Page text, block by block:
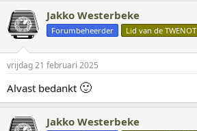
r
d
e
n
e
n
Jakko Westerbeke
Forumbeheerder Lid van de TWENOT
vrijdag 21 februari 2025
Alvast bedankt 🙂
Jakko Westerbeke